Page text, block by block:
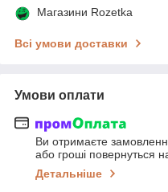
Магазини Rozetka
Всі умови доставки
Умови оплати
Ви отримаєте
або гроші повернуться
Детальніше